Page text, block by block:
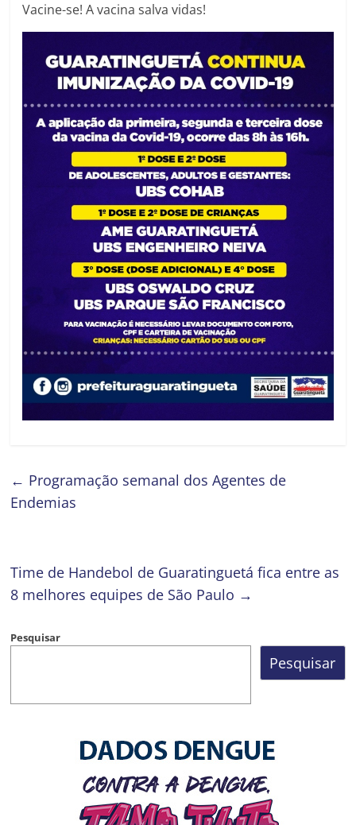
Vacine-se! A vacina salva vidas!
← Programação semanal dos Agentes de
Endemias
Time de Handebol de Guaratinguetá fica entre as
8 melhores equipes de São Paulo →
Pesquisar
Pesquisar